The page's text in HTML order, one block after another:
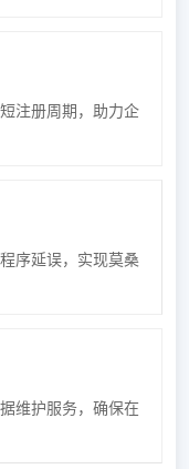
注册周期，助力企
序延误，实现莫桑
维护服务，确保在